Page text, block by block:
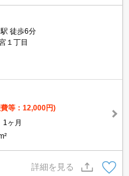
徒歩6分
１丁目
等：12,000円)
1ヶ月
詳細を見る